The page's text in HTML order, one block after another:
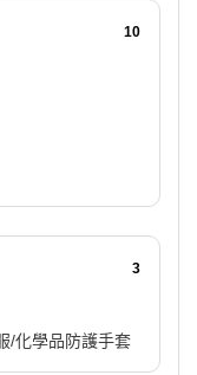
10
3
/化學品防護手套